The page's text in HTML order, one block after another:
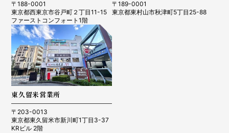
〒188-0001
東京都西東京市谷戸町２丁目11-15
ファーストコンフォート1階
〒189-0001
東京都東村山市秋津町5丁目25-88
東久留米営業所
〒203-0013
東京都東久留米市新川町1丁目3-37
KRビル 2階